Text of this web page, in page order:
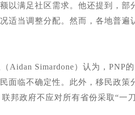
以满足社区需求。他还提到，部
适当调整分配。然而，各地普遍
（Aidan Simardone）认为，PNP
面临不确定性。此外，移民政策
联邦政府不应对所有省份采取“一